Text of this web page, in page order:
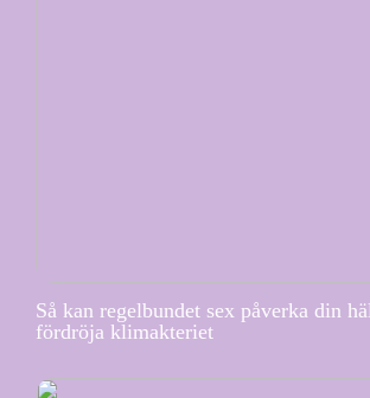
Så kan regelbundet sex påverka din
fördröja klimakteriet